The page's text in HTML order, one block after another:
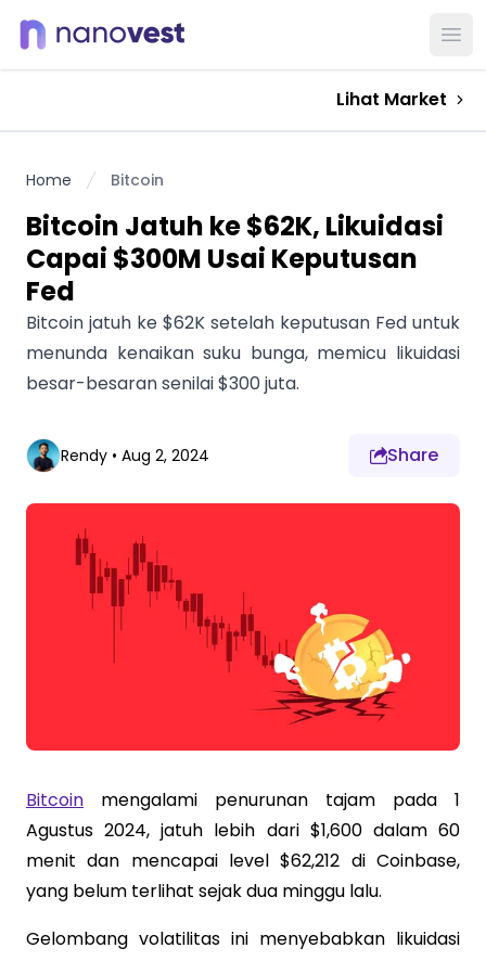
Lihat Market
Home Bitcoin
Bitcoin Jatuh ke $62K, Likuidasi
Capai $300M Usai Keputusan
Fed
Bitcoin jatuh ke $62K setelah keputusan Fed untuk
menunda kenaikan suku bunga, memicu likuidasi
besar-besaran senilai $300 juta.
Rendy • Aug 2, 2024 Share
Bitcoin mengalami penurunan tajam pada 1
Agustus 2024, jatuh lebih dari $1,600 dalam 60
menit dan mencapai level $62,212 di Coinbase,
yang belum terlihat sejak dua minggu lalu.
Gelombang volatilitas ini menyebabkan likuidasi